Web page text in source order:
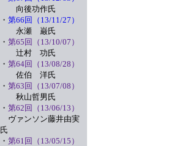
向後功作氏
・ 第66回（13/11/27）
永瀬 巌氏
・ 第65回（13/10/07）
辻村 功氏
・ 第64回（13/08/28）
佐伯 洋氏
・ 第63回（13/07/08）
秋山哲男氏
・ 第62回（13/06/13）
ヴァンソン藤井由実
氏
・ 第61回（13/05/15）